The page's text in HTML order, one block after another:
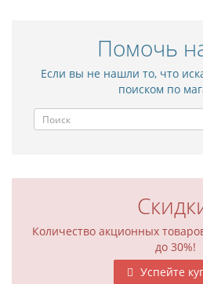
Помочь
Если вы не нашли то, что
поиском по
Количество акционных
до 30%!
Успейте